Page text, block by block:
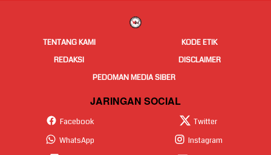
TENTANG KAMI
KODE ETIK
REDAKSI
DISCLAIMER
PEDOMAN MEDIA SIBER
JARINGAN SOCIAL
Facebook
Twitter
WhatsApp
Instagram